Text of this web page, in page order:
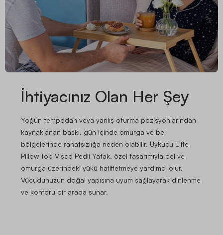
İhtiyacınız Olan Her Şey
Yoğun tempodan veya yanlış oturma pozisyonlarından
kaynaklanan baskı, gün içinde omurga ve bel
bölgelerinde rahatsızlığa neden olabilir. Uykucu Elite
Pillow Top Visco Pedli Yatak, özel tasarımıyla bel ve
omurga üzerindeki yükü hafifletmeye yardımcı olur.
Vücudunuzun doğal yapısına uyum sağlayarak dinlenme
ve konforu bir arada sunar.